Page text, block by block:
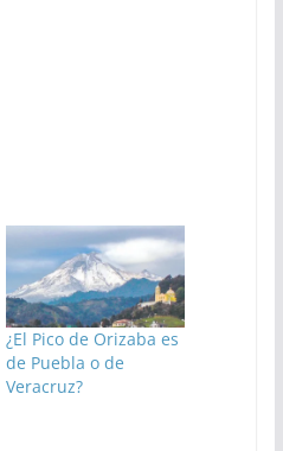
¿El Pico de Orizaba es
de Puebla o de
Veracruz?